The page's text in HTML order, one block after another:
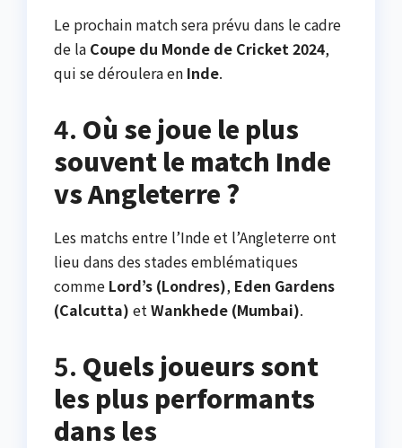
Le prochain match sera prévu dans le cadre
de la Coupe du Monde de Cricket 2024,
qui se déroulera en Inde.
4. Où se joue le plus
souvent le match Inde
vs Angleterre ?
Les matchs entre l’Inde et l’Angleterre ont
lieu dans des stades emblématiques
comme Lord’s (Londres), Eden Gardens
(Calcutta) etWankhede (Mumbai).
5. Quels joueurs sont
les plus performants
dans les